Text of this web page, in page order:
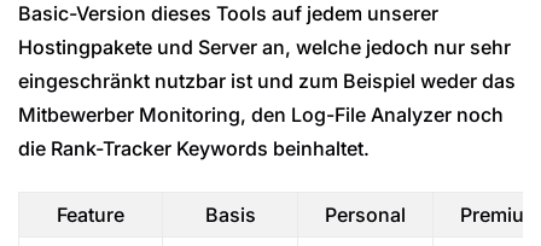
Basic-Version dieses Tools auf jedem unserer
Hostingpakete und Server an, welche jedoch nur sehr
eingeschränkt nutzbar ist und zum Beispiel weder das
Mitbewerber Monitoring, den Log-File Analyzer noch
die Rank-Tracker Keywords beinhaltet.
Feature Basis Personal
Premium